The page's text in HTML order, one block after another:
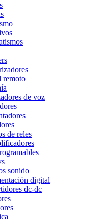
remoto
de voz
de reles
sonido
digital
dc-dc